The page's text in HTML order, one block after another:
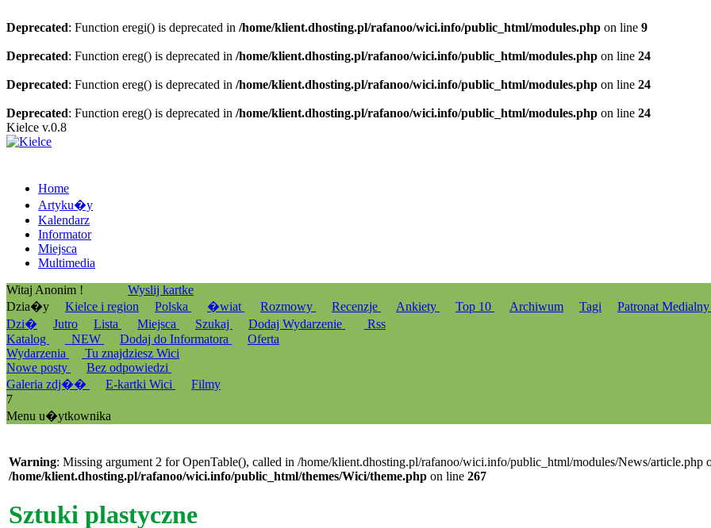
Deprecated: Function eregi() is deprecated in /home/klient.dhosting.pl/rafanoo/wici.info/public_html/modules.php on line 9
Deprecated: Function ereg() is deprecated in /home/klient.dhosting.pl/rafanoo/wici.info/public_html/modules.php on line 24
Deprecated: Function ereg() is deprecated in /home/klient.dhosting.pl/rafanoo/wici.info/public_html/modules.php on line 24
Deprecated: Function ereg() is deprecated in /home/klient.dhosting.pl/rafanoo/wici.info/public_html/modules.php on line 24
Kielce v.0.8
Home
Artyku�y
Kalendarz
Informator
Miejsca
Multimedia
Witaj Anonim !
Wyslij kartke
Dzia�y
Kielce i region Polska �wiat Rozmowy Recenzje Ankiety Top 10 Archiwum Tagi
Patronat
Dzi�
Jutro Lista Miejsca Szukaj Dodaj Wydarzenie
Rss
Katalog
_NEW Dodaj do Informatora
Oferta
Wydarzenia
Tu znajdziesz Wici
Nowe posty
Bez odpowiedzi
Galeria zdj��
E-kartki Wici
Filmy
7
Menu u�ytkownika
Warning: Missing argument 2 for OpenTable(), called in /home/klient.dhosting.pl/rafanoo/wici.info/public_html/modules/News/article.php
/home/klient.dhosting.pl/rafanoo/wici.info/public_html/themes/Wici/theme.php on line 267
Sztuki plastyczne